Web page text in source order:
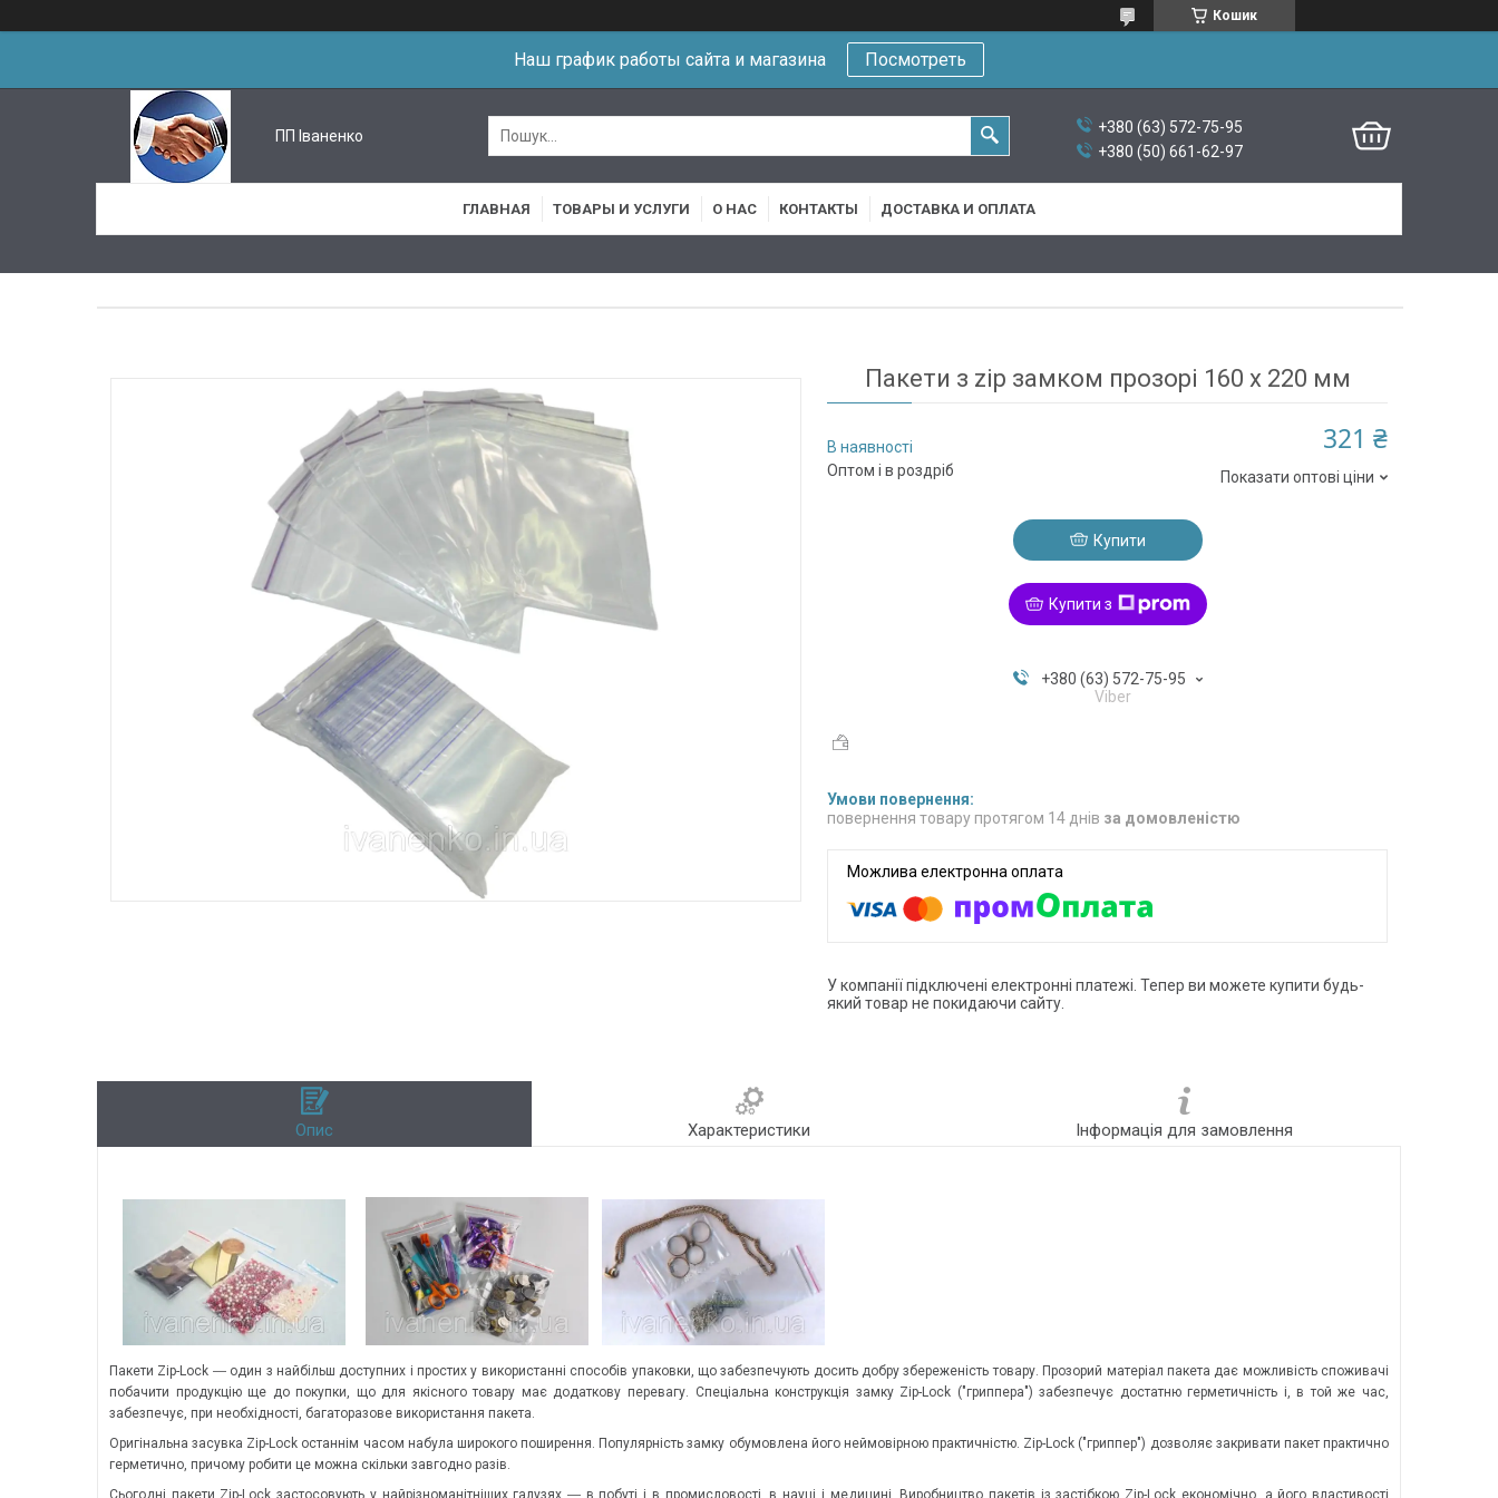
Кошик
Наш график работы сайта и магазина Посмотреть
ПП Іваненко
+380 (63) 572-75-95
+380 (50) 661-62-97
ГЛАВНАЯ ТОВАРЫ И УСЛУГИ О НАС КОНТАКТЫ ДОСТАВКА И ОПЛАТА
Пакети з zip замком прозорі 160 х 220 мм
В наявності
Оптом і в роздріб
321 ₴
Показати оптові ціни
Купити
Купити з
+380 (63) 572-75-95
Viber
повернення товару протягом 14 днів за домовленістю
У компанії підключені електронні платежі. Тепер ви можете купити будь-
який товар не покидаючи сайту.
Опис Характеристики Інформація для замовлення
Пакети Zip-Lock ― один з найбільш доступних і простих у використанні способів упаковки, що забезпечують досить добру збереженість товару. Прозорий матеріал пакета дає можливість споживачі
побачити продукцію ще до покупки, що для якісного товару має додаткову перевагу. Спеціальна конструкція замку Zip-Lock ("гриппера") забезпечує достатню герметичність і, в той же час,
забезпечує, при необхідності, багаторазове використання пакета.
Оригінальна засувка Zip-Lock останнім часом набула широкого поширення. Популярність замку обумовлена його неймовірною практичністю. Zip-Lock ("гриппер") дозволяє закривати пакет практично
герметично, причому робити це можна скільки завгодно разів.
Сьогодні пакети Zip-Lock застосовують у найрізноманітніших галузях ― в побуті і в промисловості, в науці і медицині. Виробництво пакетів із застібкою Zip-Lock економічно, а його властивості